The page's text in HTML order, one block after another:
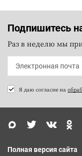
Подпишитесь
Раз в неделю мы
Я даю согласие на
Полная версия сайта